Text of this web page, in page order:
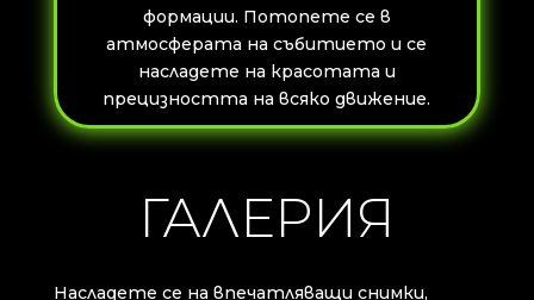
формации. Потопете се в
атмосферата на събитието и се
насладете на красотата и
прецизността на всяко движение.
ГАЛЕРИЯ
Насладете се на впечатляващи снимки,